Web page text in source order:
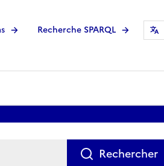
Recherche SPARQL
Rechercher